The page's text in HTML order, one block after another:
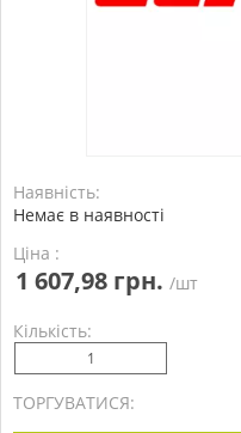
Наявність:
Немає в наявності
Ціна :
1 607,98 грн. /шт
Кількість:
ТОРГУВАТИСЯ: